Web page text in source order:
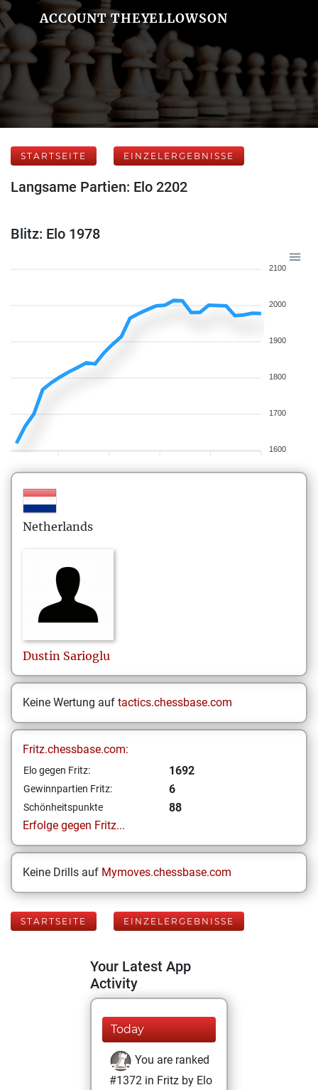
ACCOUNT THEYELLOWSON
STARTSEITE EINZELERGEBNISSE
Langsame Partien: Elo 2202
Blitz: Elo 1978
2100
2000
1900
1800
1700
1600
Netherlands
Dustin Sarioglu
Keine Wertung auf tactics.chessbase.com
Fritz.chessbase.com:
Elo gegen Fritz: 1692
Gewinnpartien Fritz: 6
Schönheitspunkte
88
Erfolge gegen Fritz...
Keine Drills auf Mymoves.chessbase.com
STARTSEITE EINZELERGEBNISSE
Your Latest App
Activity
Today
You are ranked
#1372 in Fritz by Elo